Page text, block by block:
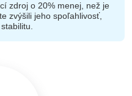
zdroj o 20% menej, než je
zvýšili jeho spoľahlivosť,